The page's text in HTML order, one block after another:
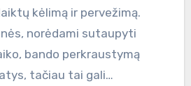
kėlimą ir pervežimą.
norėdami sutaupyti
bando perkraustymą
tačiau tai gali…